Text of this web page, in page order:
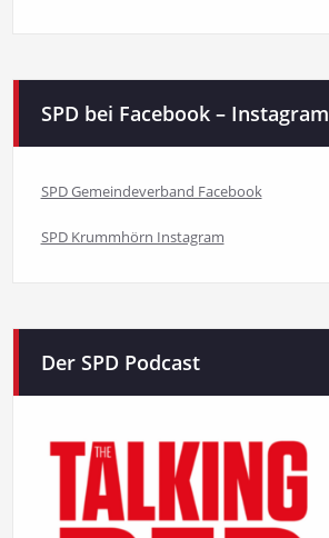
SPD bei Facebook – Instagram
SPD Gemeindeverband Facebook
SPD Krummhörn Instagram
Der SPD Podcast